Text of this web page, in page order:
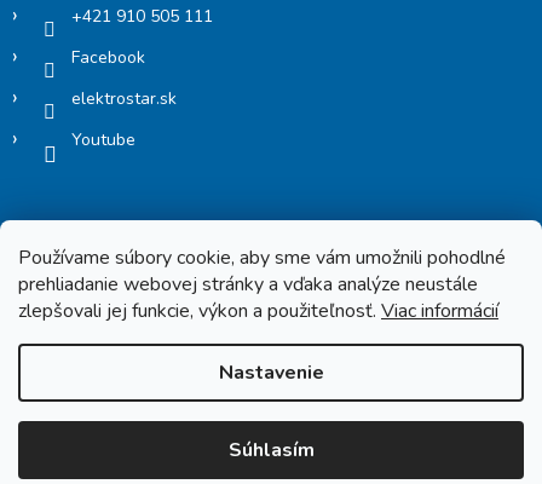
Používame súbory cookie, aby sme vám umožnili pohodlné
prehliadanie webovej stránky a vďaka analýze neustále
zlepšovali jej funkcie, výkon a použiteľnosť. Viac informácií
Nastavenie
Súhlasím
+421 910 505 111
Facebook
elektrostar.sk
Youtube
Copyright 2026Elektrostar.shop. Všetky práva vyhradené.